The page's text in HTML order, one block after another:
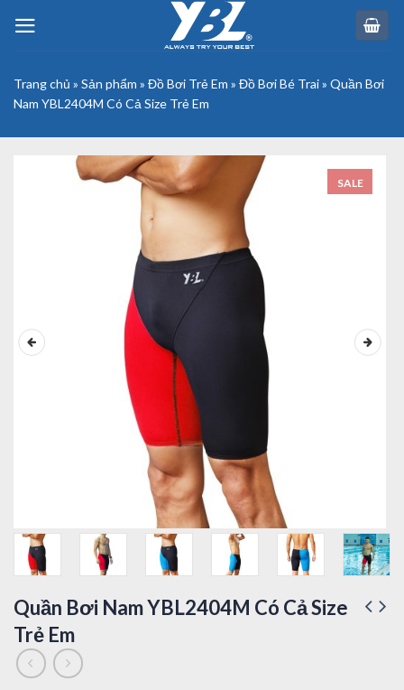
Trang chủ » Sản phẩm » Đồ Bơi Trẻ Em » Đồ Bơi Bé Trai» Quần Bơi
Nam YBL2404M Có Cả Size Trẻ Em
SALE
Quần Bơi Nam YBL2404M Có Cả Size
Trẻ Em